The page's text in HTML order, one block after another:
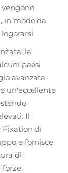
vengono
in modo da
la
paesi
avanzata.
un'eccellente
Il
Fixation di
e fornisce
di